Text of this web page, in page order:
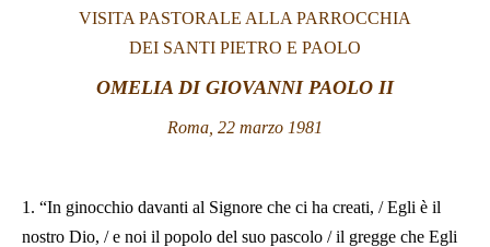
中文
LATINE
VISITA PASTORALE ALLA PARROCCHIA
DEI SANTI PIETRO E PAOLO
OMELIA DI GIOVANNI PAOLO II
Roma, 22 marzo 1981
1. “In ginocchio davanti al Signore che ci ha creati, / Egli è il
nostro Dio, / e noi il popolo del suo pascolo / il gregge che Egli